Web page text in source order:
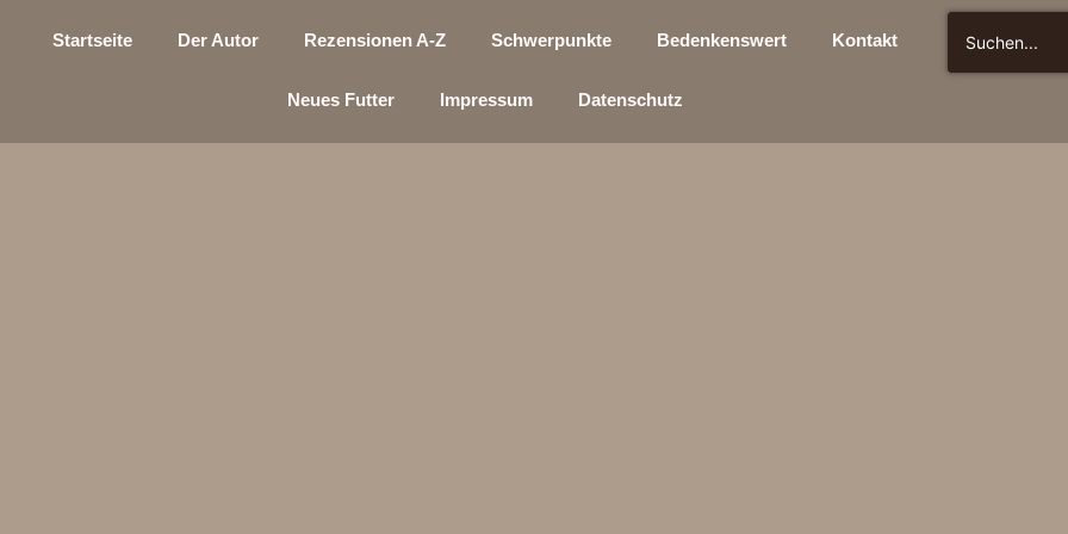
Startseite Der Autor Rezensionen A-Z Schwerpunkte Bedenkenswert Kontakt
Neues Futter Impressum Datenschutz